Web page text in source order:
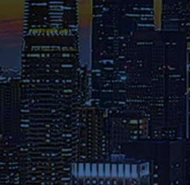
これまでに様々なメディアで紹
介された在学生や修了生の声、
さらには教員のメッセージ等を
ご覧ください。
募集要項
本学へのご出願を検討されてい
る方は、お早めに出願期間・試
験日程・提出書類・納入金など